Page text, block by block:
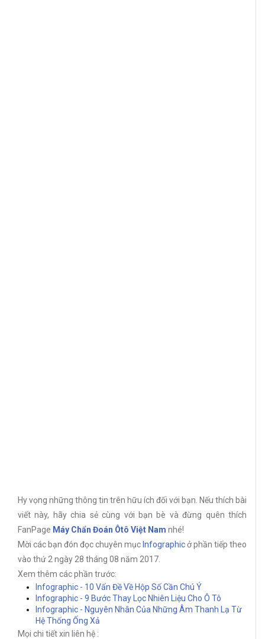
Hy vọng những thông tin trên hữu ích đối với bạn. Nếu thích bài
viết này, hãy chia sẻ cùng với bạn bè và đừng quên thích
FanPage Máy Chẩn Đoán Ôtô Việt Nam nhé!
Mời các bạn đón đọc chuyên mục Infographicở phần tiếp theo
vào thứ 2 ngày 28 tháng 08 năm 2017.
Xem thêm các phần trước:
Infographic - 10 Vấn Đề Về Hộp Số Cần Chú Ý
Infographic - 9 Bước Thay Lọc Nhiên Liệu Cho Ô Tô
Infographic - Nguyên Nhân Của Những Âm Thanh Lạ Từ
Hệ Thống Ống Xả
Mọi chi tiết xin liên hệ :